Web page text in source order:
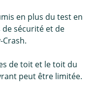
en plus du test en
sécurité et de
de toit et le toit du
peut être limitée.